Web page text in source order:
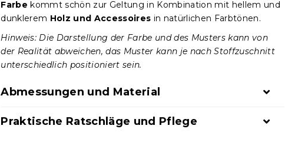
Farbe kommt schön zur Geltung in Kombination mit hellem und
dunklerem Holz und Accessoires in natürlichen Farbtönen.
Hinweis: Die Darstellung der Farbe und des Musters kann von
der Realität abweichen, das Muster kann je nach Stoffzuschnitt
unterschiedlich positioniert sein.
Abmessungen und Material
Praktische Ratschläge und Pflege